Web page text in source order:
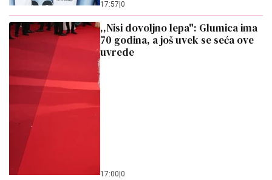
17:57 0
,,Nisi dovoljno lepa": Glumica ima
70 godina, a još uvek se seća ove
uvrede
17:00 0